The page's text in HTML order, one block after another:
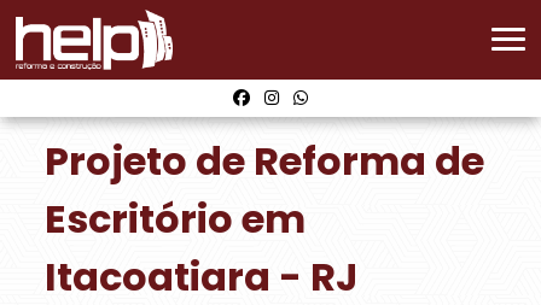
Projeto de Reforma de
Escritório em
Itacoatiara - RJ